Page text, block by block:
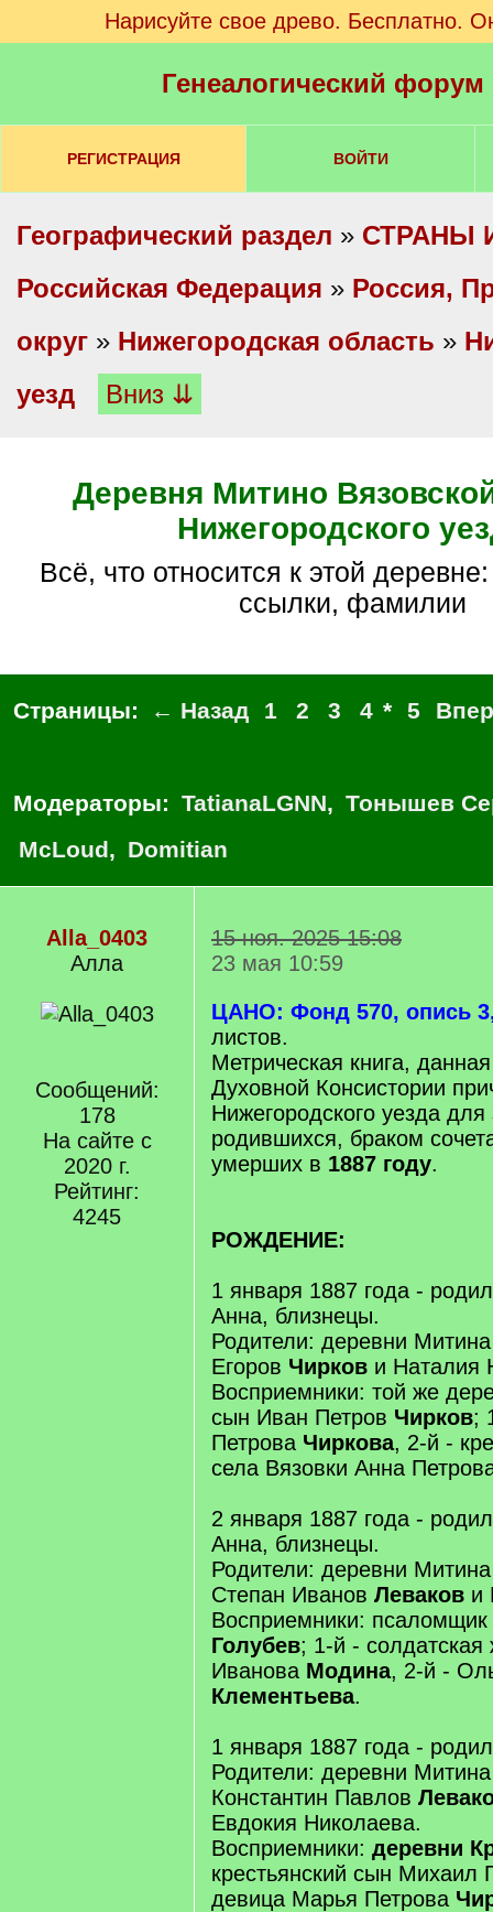
Нарисуйте свое древо. Бесплатно.
Генеалогический
РЕГИСТРАЦИЯ ВОЙТИ
Географический раздел » СТРАНЫ
Российская Федерация » Россия,
округ » Нижегородская область »
уезд
Вниз ⇊
Деревня Митино
Нижегородского
Всё, что относится к этой деревне: факты, дела,
ссылки, фамилии
Страницы: ← Назад 1 2 3 4 * 5
Модераторы: TatianaLGNN, Тонышев
McLoud, Domitian
Alla_0403
Алла
Сообщений:
178
На сайте с
2020 г.
Рейтинг:
4245
15 ноя. 2025 15:08
23 мая 10:59
ЦАНО: Фонд 570, опись
листов.
Метрическая книга,
Духовной Консистории
Нижегородского уезда для
родившихся, браком
умерших в 1887 году.
РОЖДЕНИЕ:
1 января 1887 года -
Анна, близнецы.
Родители: деревни
Егоров Чирков и Наталия
Восприемники: той же
сын Иван Петров Чирков;
Петрова Чиркова, 2-й -
села Вязовки Анна
2 января 1887 года -
Анна, близнецы.
Родители: деревни Митина
Степан Иванов Леваков и
Восприемники:
Голубев; 1-й -
Иванова Модина, 2-й -
Клементьева.
1 января 1887 года -
Родители: деревни Митина
Константин Павлов
Евдокия Николаева.
Восприемники: деревни
крестьянский сын Михаил
девица Марья Петрова